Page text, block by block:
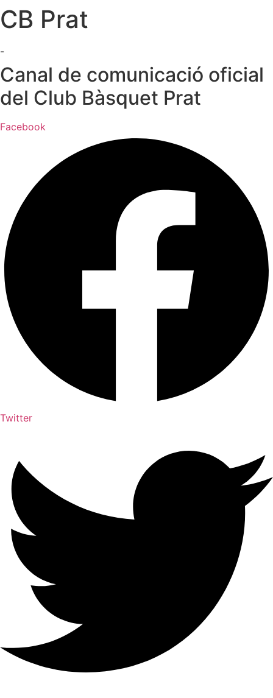
Ir
al
CB Prat
-
Canal de comunicació oficial
del Club Bàsquet Prat
Facebook
Twitter